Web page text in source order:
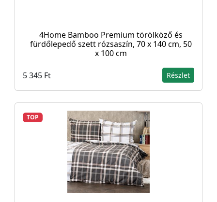
4Home Bamboo Premium törölköző és
fürdőlepedő szett rózsaszín, 70 x 140 cm, 50
x 100 cm
5 345 Ft Részlet
TOP